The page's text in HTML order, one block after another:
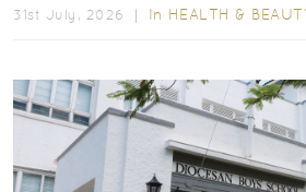
31st July, 2026 ｜ In HEALTH &